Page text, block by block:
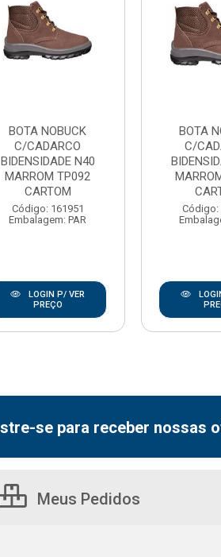
BOTA NOBUCK
C/CADARCO
BIDENSIDADE N40
MARROM TP092
CARTOM
Código: 161951
Embalagem: PAR
LOGIN P/ VER
PREÇO
BOTA
C/
Código:
se para receber nossas
Meus Pedidos